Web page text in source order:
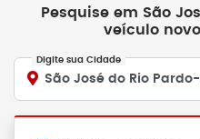
Pesquise em São
veículo
Digite sua Cidade